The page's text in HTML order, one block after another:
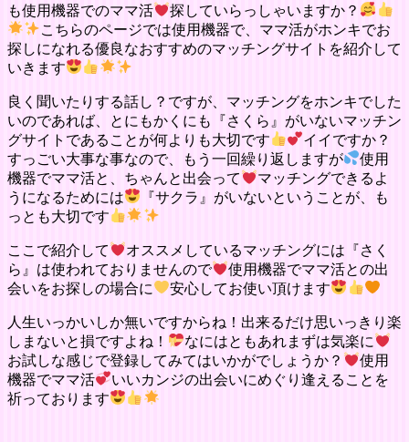
も使用機器でのママ活
探していらっしゃいますか？
こちらのページでは使用機器で、ママ活がホンキでお
探しになれる優良なおすすめのマッチングサイトを紹介して
いきます
良く聞いたりする話し？ですが、マッチングをホンキでした
いのであれば、とにもかくにも『さくら』がいないマッチン
グサイトであることが何よりも大切です
イイですか？
すっごい大事な事なので、もう一回繰り返しますが
使用
機器でママ活と、ちゃんと出会って
マッチングできるよ
うになるためには
『サクラ』がいないということが、も
っとも大切です
ここで紹介して
オススメしているマッチングには『さく
ら』は使われておりませんので
使用機器でママ活との出
会いをお探しの場合に
安心してお使い頂けます
人生いっかいしか無いですからね！出来るだけ思いっきり楽
しまないと損ですよね！
なにはともあれまずは気楽に
お試しな感じで登録してみてはいかがでしょうか？
使用
機器でママ活
いいカンジの出会いにめぐり逢えることを
祈っております